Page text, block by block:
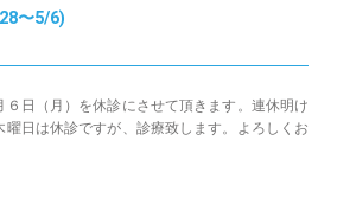
〜5/6)
６日（月）を休診にさせて頂きます。連休明け
日は休診ですが、診療致します。よろしくお